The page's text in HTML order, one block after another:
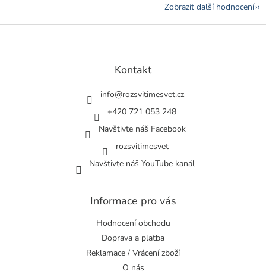
Zobrazit další hodnocení
Z
Kontakt
info@rozsvitimesvet.cz
+420 721 053 248
Navštivte náš Facebook
rozsvitimesvet
Navštivte náš YouTube kanál
Informace pro vás
Hodnocení obchodu
Doprava a platba
Reklamace / Vrácení zboží
O nás